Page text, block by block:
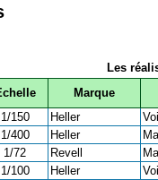
Les
Marque
1/150 Heller
1/400 Heller
1/72 Revell
1/100 Heller